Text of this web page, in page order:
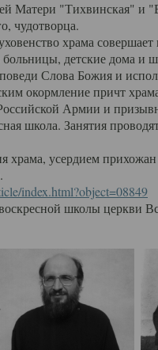
Матери "Тихвинская" и
чудотворца.
храма
больницы, детские дома
Слова Божия и
окормление причт
Армии и
школа. Занятия
усердием
index.html?object=08849
школы церкви